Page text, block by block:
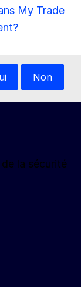
My Trade
Non
la sécurité